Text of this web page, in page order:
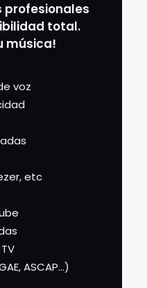
total.
música!
voz
etc
ASCAP...)